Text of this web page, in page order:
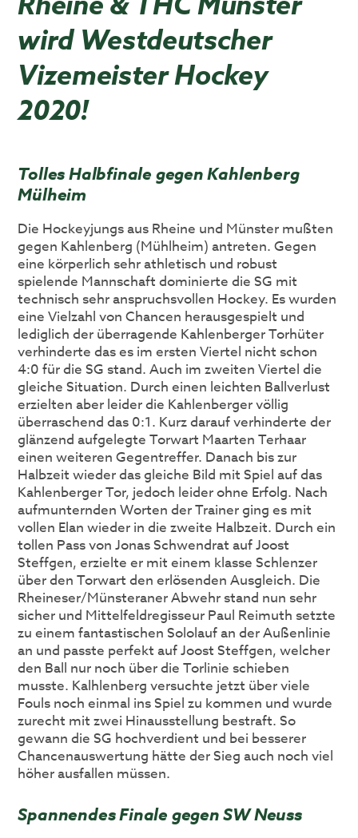
wird Westdeutscher
Vizemeister Hockey
2020!
Tolles Halbfinale gegen Kahlenberg
Mülheim
Die Hockeyjungs aus Rheine und Münster mußten
gegen Kahlenberg (Mühlheim) antreten. Gegen
eine körperlich sehr athletisch und robust
spielende Mannschaft dominierte die SG mit
technisch sehr anspruchsvollen Hockey. Es wurden
eine Vielzahl von Chancen herausgespielt und
lediglich der überragende Kahlenberger Torhüter
verhinderte das es im ersten Viertel nicht schon
4:0 für die SG stand. Auch im zweiten Viertel die
gleiche Situation. Durch einen leichten Ballverlust
erzielten aber leider die Kahlenberger völlig
überraschend das 0:1. Kurz darauf verhinderte der
glänzend aufgelegte Torwart Maarten Terhaar
einen weiteren Gegentreffer. Danach bis zur
Halbzeit wieder das gleiche Bild mit Spiel auf das
Kahlenberger Tor, jedoch leider ohne Erfolg. Nach
aufmunternden Worten der Trainer ging es mit
vollen Elan wieder in die zweite Halbzeit. Durch ein
tollen Pass von Jonas Schwendrat auf Joost
Steffgen, erzielte er mit einem klasse Schlenzer
über den Torwart den erlösenden Ausgleich. Die
Rheineser/Münsteraner Abwehr stand nun sehr
sicher und Mittelfeldregisseur Paul Reimuth setzte
zu einem fantastischen Sololauf an der Außenlinie
an und passte perfekt auf Joost Steffgen, welcher
den Ball nur noch über die Torlinie schieben
musste. Kalhlenberg versuchte jetzt über viele
Fouls noch einmal ins Spiel zu kommen und wurde
zurecht mit zwei Hinausstellung bestraft. So
gewann die SG hochverdient und bei besserer
Chancenauswertung hätte der Sieg auch noch viel
höher ausfallen müssen.
Spannendes Finale gegen SW Neuss